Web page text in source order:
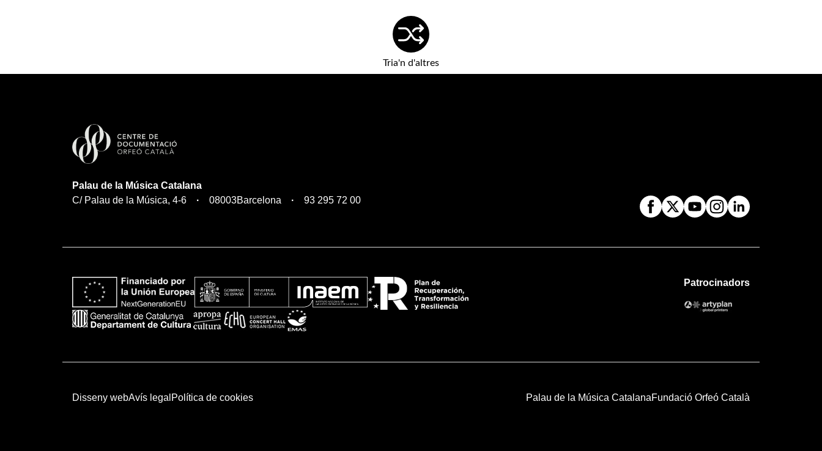
Tria'n d'altres
Palau de la Música Catalana
C/ Palau de la Música, 4-6
08003Barcelona 93 295 72 00
Patrocinadors
Disseny webAvís legal Política de cookies Palau de la Música CatalanaFundació Orfeó Català